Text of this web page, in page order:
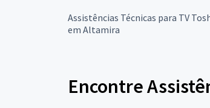
Assistências Técnicas para TV
em Altamira
Encontre